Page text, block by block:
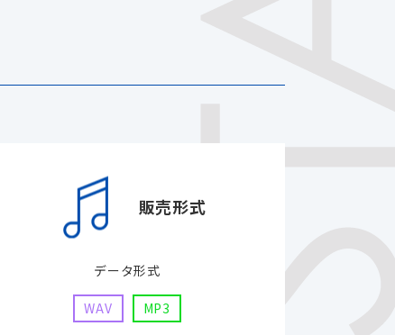
販売形式
データ形式
WAV MP3